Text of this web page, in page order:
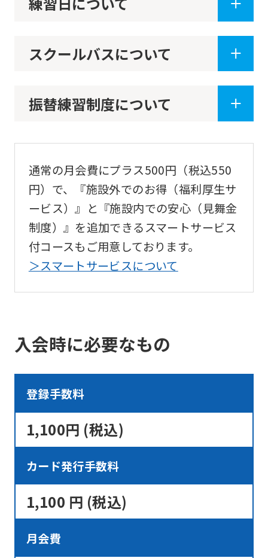
スクールバスについて
振替練習制度について
通常の月会費にプラス500円（税込550
円）で、『施設外でのお得（福利厚生サ
ービス）』と『施設内での安心（見舞金
制度）』を追加できるスマートサービス
付コースもご用意しております。
＞スマートサービスについて
入会時に必要なもの
登録手数料
1,100円 (税込)
カード発行手数料
1,100 円 (税込)
月会費
For
foreigners
Central
Sports
automatically
into
Click